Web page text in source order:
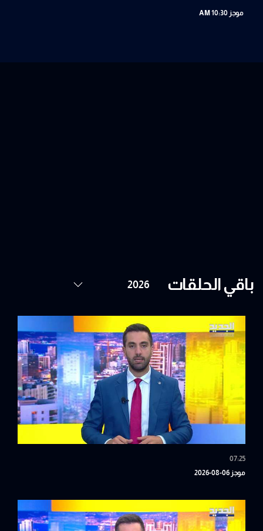
موجز 10:30 AM
باقي الحلقات
07:25
موجز 06-08-2026